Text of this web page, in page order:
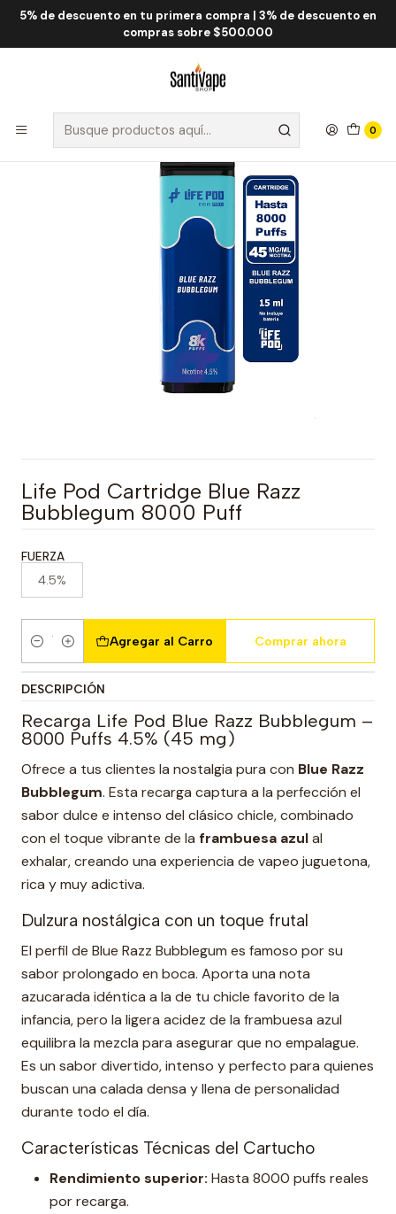
5% de descuento en tu primera compra | 3% de descuento en
compras sobre $500.000
0
Inicio Life Pod Life Pod Eco Cartridge 8.000 Puff
Life Pod Cartridge Blue Razz Bubblegum 8000 Puff
Life Pod Cartridge Blue Razz
Bubblegum 8000 Puff
FUERZA
4.5%
Cantidad
Agregar al Carro Comprar ahora
DESCRIPCIÓN
Recarga Life Pod Blue Razz Bubblegum –
8000 Puffs 4.5% (45 mg)
Ofrece a tus clientes la nostalgia pura con Blue Razz
Bubblegum. Esta recarga captura a la perfección el
sabor dulce e intenso del clásico chicle, combinado
con el toque vibrante de la frambuesa azulal
exhalar, creando una experiencia de vapeo juguetona,
rica y muy adictiva.
Dulzura nostálgica con un toque frutal
El perfil de Blue Razz Bubblegum es famoso por su
sabor prolongado en boca. Aporta una nota
azucarada idéntica a la de tu chicle favorito de la
infancia, pero la ligera acidez de la frambuesa azul
equilibra la mezcla para asegurar que no empalague.
Es un sabor divertido, intenso y perfecto para quienes
buscan una calada densa y llena de personalidad
durante todo el día.
Características Técnicas del Cartucho
Rendimiento superior: Hasta 8000 puffs reales
por recarga.